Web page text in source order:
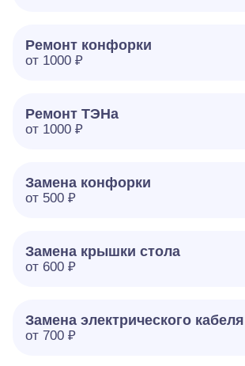
Ремонт конфорки
от 1000 ₽
Ремонт ТЭНа
от 1000 ₽
Замена конфорки
от 500 ₽
Замена крышки стола
от 600 ₽
Замена электрического
от 700 ₽